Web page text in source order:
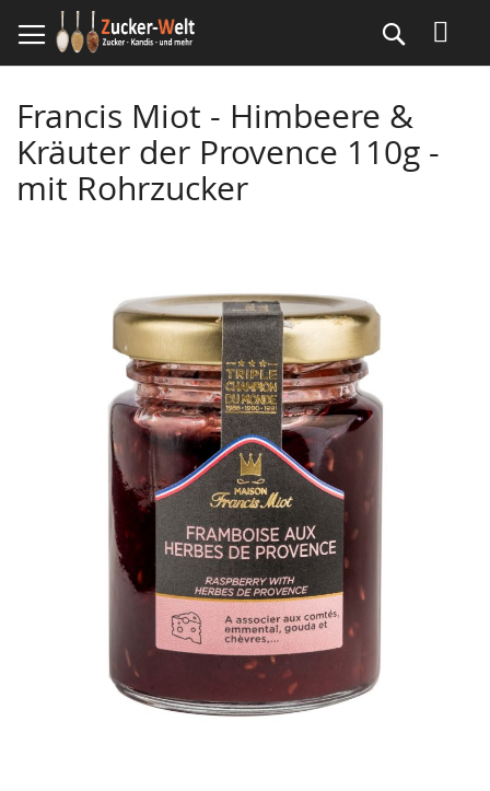
zum
Inhalt
Suche
Francis Miot - Himbeere &
Kräuter der Provence 110g -
mit Rohrzucker